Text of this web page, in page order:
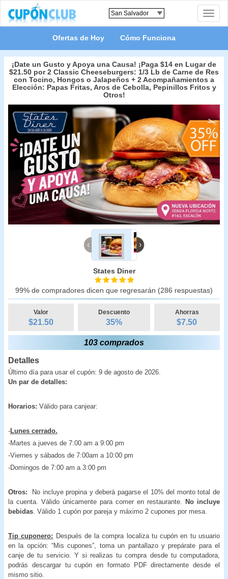
Toggle
Ofertas de Hoy Cómo Funciona
¡Date un Gusto y Apoya una Causa! ¡Paga $14 en Lugar de
$21.50 por 2 Classic Cheeseburgers: 1/3 Lb de Carne de Res
con Tocino, Hongos o Jalapeños + 2 Acompañamientos a
Elección: Papas Fritas, Aros de Cebolla, Pepinillos Fritos y
Otros!
‹ ›
States Diner
99% de compradores dicen que regresarán (286 respuestas)
Valor
$21.50
Descuento
35%
Ahorras
$7.50
103 comprados
Detalles
Último día para usar el cupón: 9 de agosto de 2026.
Un par de detalles:
Horarios: Válido para canjear:
- Lunes cerrado.
-Martes a jueves de 7:00 am a 9:00 pm
-Viernes y sábados de 7:00am a 10:00 pm
-Domingos de 7:00 am a 3:00 pm
Otros:
No incluye propina y deberá pagarse el 10% del monto total de
la cuenta. Válido únicamente para comer en restaurante.
No incluye
bebidas . Válido 1 cupón por pareja y máximo 2 cupones por mesa.
Tip cuponero: Después de la compra localiza tu cupón en tu usuario
en la opción: “Mis cupones”, toma un pantallazo y prepárate para el
canje de tu servicio. Y si realizas tu compra desde tu computadora,
podrás descargar tu cupón en formato PDF directamente desde el
mismo sitio.